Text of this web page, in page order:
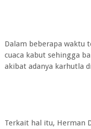
Dalam beberapa waktu
cuaca kabut sehingga
akibat adanya karhutla
Terkait hal itu, Herman